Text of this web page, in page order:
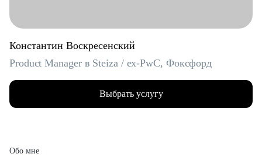
Константин Воскресенский
Product Manager в Steiza / ex-PwC, Фоксфорд
Выбрать услугу
Обо мне